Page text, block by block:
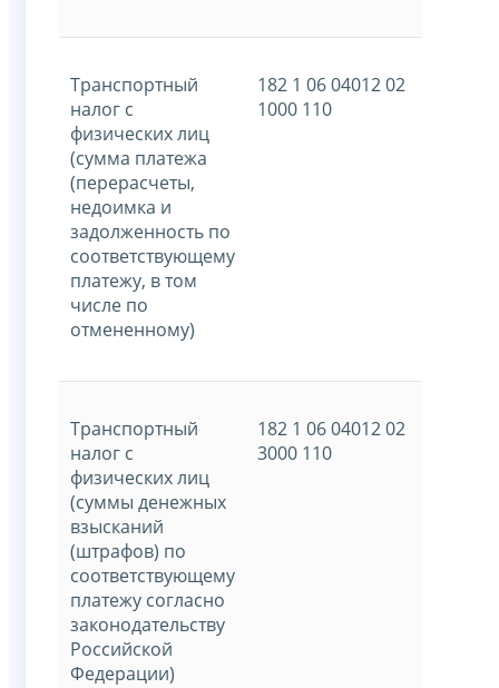
Транспортный
налог с
физических лиц
(сумма платежа
(перерасчеты,
недоимка и
задолженность по
соответствующему
платежу, в том
числе по
отмененному)
182 1 06 04012 02
1000 110
Транспортный
налог с
физических лиц
(суммы денежных
взысканий
(штрафов) по
соответствующему
платежу согласно
законодательству
Российской
Федерации)
182 1 06 04012 02
3000 110